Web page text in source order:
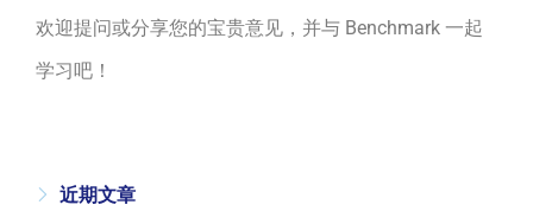
欢迎提问或分享您的宝贵意见，并与 Benchmark 一起
学习吧！
近期文章